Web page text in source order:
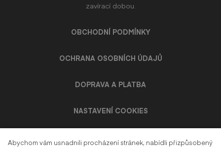
zavírací dobou.
OBCHODNÍ PODMÍNKY
OCHRANA OSOBNÍCH ÚDAJŮ
DOPRAVA A PLATBA
NASTAVENÍ COOKIES
Abychom vám usnadnili procházení stránek, nabídli přizpůsobený